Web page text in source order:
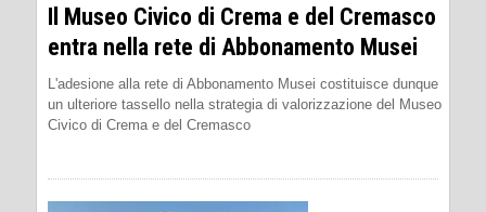
Il Museo Civico di Crema e del Cremasco
entra nella rete di Abbonamento Musei
L'adesione alla rete di Abbonamento Musei costituisce dunque
un ulteriore tassello nella strategia di valorizzazione del Museo
Civico di Crema e del Cremasco